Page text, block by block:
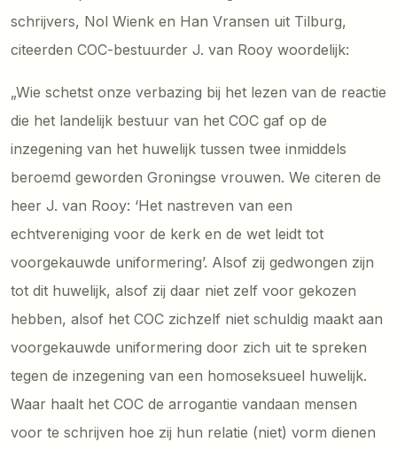
schrijvers, Nol Wienk en Han Vransen uit Tilburg,
citeerden COC-bestuurder J. van Rooy woordelijk:
„Wie schetst onze verbazing bij het lezen van de reactie
die het landelijk bestuur van het COC gaf op de
inzegening van het huwelijk tussen twee inmiddels
beroemd geworden Groningse vrouwen. We citeren de
heer J. van Rooy: ‘Het nastreven van een
echtvereniging voor de kerk en de wet leidt tot
voorgekauwde uniformering’. Alsof zij gedwongen zijn
tot dit huwelijk, alsof zij daar niet zelf voor gekozen
hebben, alsof het COC zichzelf niet schuldig maakt aan
voorgekauwde uniformering door zich uit te spreken
tegen de inzegening van een homoseksueel huwelijk.
Waar haalt het COC de arrogantie vandaan mensen
voor te schrijven hoe zij hun relatie (niet) vorm dienen